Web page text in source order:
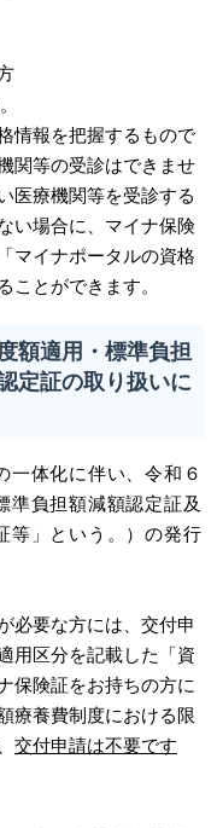
情報を把握するもので
関等の受診はできませ
医療機関等を受診する
い場合に、マイナ保険
マイナポータルの資格
ことができます。
額適用・標準負担
定証の取り扱いに
体化に伴い、令和６
準負担額減額認定証及
等」という。）の発行
必要な方には、交付申
用区分を記載した「資
保険証をお持ちの方に
療養費制度における限
交付申請は不要です